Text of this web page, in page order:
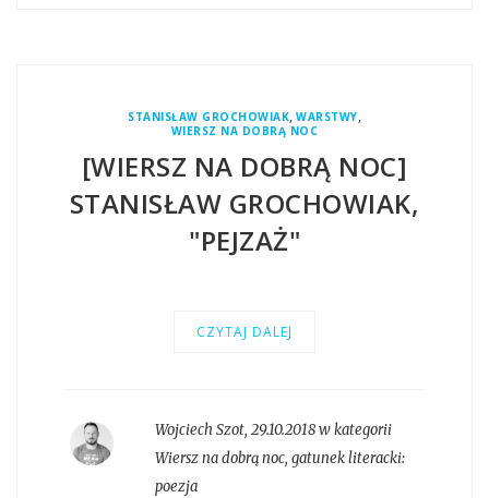
STANISŁAW GROCHOWIAK,WARSTWY,
WIERSZ NA DOBRĄ NOC
[WIERSZ NA DOBRĄ NOC]
STANISŁAW GROCHOWIAK,
"PEJZAŻ"
CZYTAJ DALEJ
Wojciech Szot, 29.10.2018 w kategorii
Wiersz na dobrą noc, gatunek literacki:
poezja